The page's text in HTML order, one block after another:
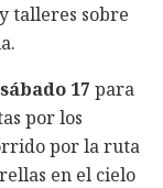
talleres sobre
sábado 17 para
por los
por la ruta
en el cielo